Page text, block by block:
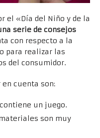
el «Día del Niño y de la
serie de consejos
con respecto a la
para realizar las
del consumidor.
cuenta son:
un juego.
son muy